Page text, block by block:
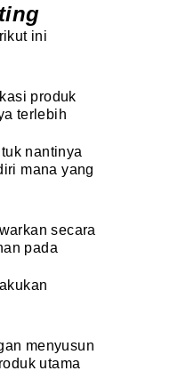
ini
produk
terlebih
nantinya
mana yang
secara
pada
menyusun
utama